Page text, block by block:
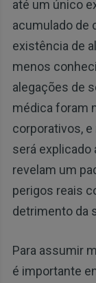
até um único
acumulado de
existência de
menos
alegações de
médica foram
corporativos,
será explicado
revelam um
perigos reais
detrimento da
Para assumir
é importante